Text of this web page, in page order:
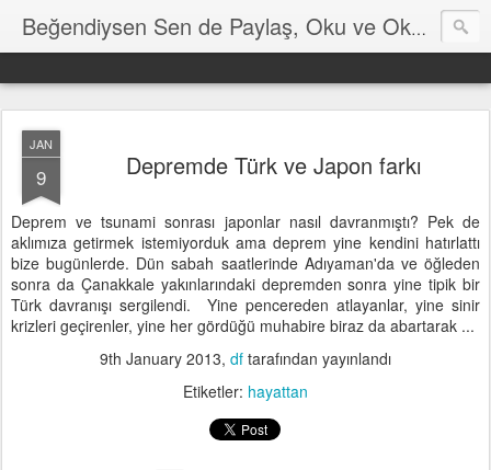
Beğendiysen Sen de Paylaş, Oku ve Okut
JAN
9 Depremde Türk ve Japon farkı
Deprem ve tsunami sonrası japonlar nasıl davranmıştı? Pek de
aklımıza getirmek istemiyorduk ama deprem yine kendini hatırlattı
bize bugünlerde. Dün sabah saatlerinde Adıyaman'da ve öğleden
sonra da Çanakkale yakınlarındaki depremden sonra yine tipik bir
Türk davranışı sergilendi. Yine pencereden atlayanlar, yine sinir
krizleri geçirenler, yine her gördüğü muhabire biraz da abartarak ...
9th January 2013, df tarafından yayınlandı
Etiketler: hayattan